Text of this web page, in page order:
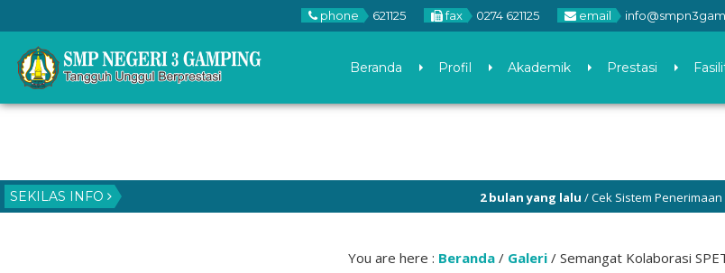
phone 621125 fax 0274 621125 email
Beranda Profil Akademik Prestasi
SEKILAS INFO 2 bulan yang lalu/ Cek Sistem Penerimaan Murid
You are here : Beranda / Galeri / Semangat Kolaborasi